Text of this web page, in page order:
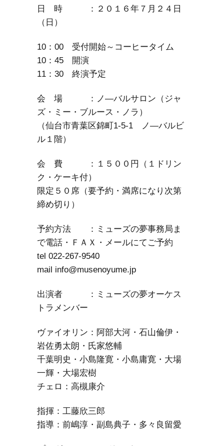
日 時 ：２０１６年７月２４日
（日）
10：00 受付開始～コーヒータイム
10：45 開演
11：30 終演予定
会 場 ：ノ―バルサロン（ジャ
ズ・ミー・ブルース・ノラ）
（仙台市青葉区錦町1-5-1 ノ―バルビ
ル１階）
会 費 ：１５００円（１ドリン
ク・ケーキ付）
限定５０席（要予約・満席になり次第
締め切り）
予約方法 ：ミューズの夢事務局ま
で電話・ＦＡＸ・メールにてご予約
tel 022-267-9540
mail info@musenoyume.jp
出演者 ：ミューズの夢オーケス
トラメンバー
ヴァイオリン：阿部大河・石山倫伊・
岩佐勇太朗・氏家悠輔
千葉明史・小島隆寛・小島庸寛・大場
一輝・大場宏樹
チェロ：高槻康介
指揮：工藤欣三郎
指導：前嶋淳・副島典子・多々良留愛